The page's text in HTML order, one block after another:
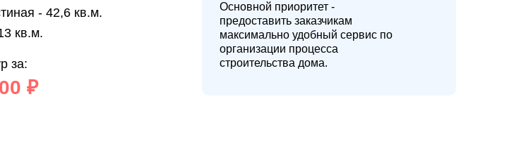
Основной приоритет -
предоставить заказчикам
максимально удобный сервис по
организации процесса
строительства дома.
за:
кв.м.
- 42,6 кв.м.
₽